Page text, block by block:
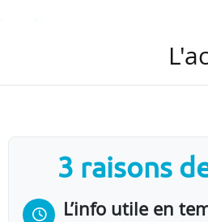
Le dossier a été préparé
début octobre.
« Ce choix est le résultat d’une
soutien fort du ministère de
dynamique des collectivités
3 raisons
L’info utile en